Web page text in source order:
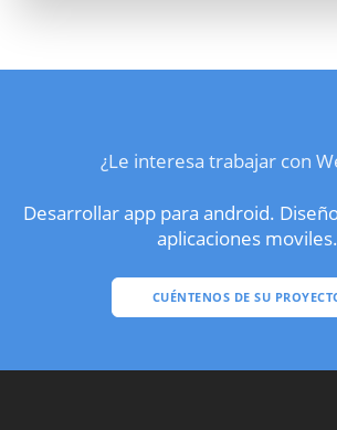
¿Le interesa trabajar con
Desarrollar app para android.
aplicaciones moviles.
CUÉNTENOS DE SU